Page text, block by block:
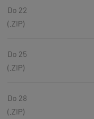
Do 22
(.ZIP)
Do 25
(.ZIP)
Do 28
(.ZIP)